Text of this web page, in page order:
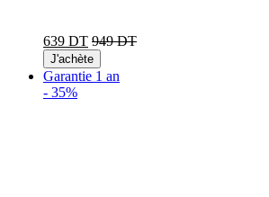
639 DT 949 DT
J'achète
Garantie 1 an
- 35%